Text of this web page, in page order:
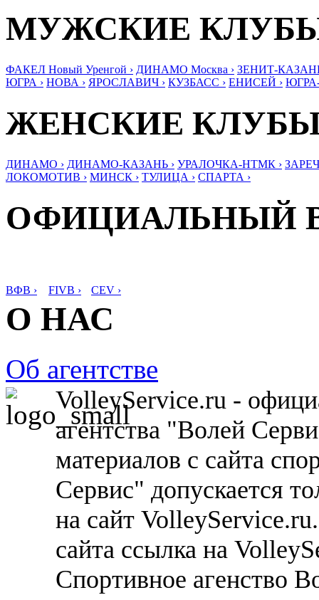
МУЖСКИЕ
ФАКЕЛ Новый Уренгой › ДИНАМО Москва › ЗЕНИТ-
ЮГРА › НОВА › ЯРОСЛАВИЧ › КУЗБАСС › ЕНИСЕЙ ›
ЖЕНСКИЕ
ДИНАМО › ДИНАМО-КАЗАНЬ › УРАЛОЧКА-НТМК ›
ЛОКОМОТИВ › МИНСК › ТУЛИЦА › СПАРТА ›
ОФИЦИАЛЬНЫЙ
ВФВ › FIVB › CEV ›
О НАС
Об агентстве
VolleyService.ru -
агентства "Волей
материалов с сайта
Сервис" допускается
на сайт
сайта ссылка на
Спортивное агенство